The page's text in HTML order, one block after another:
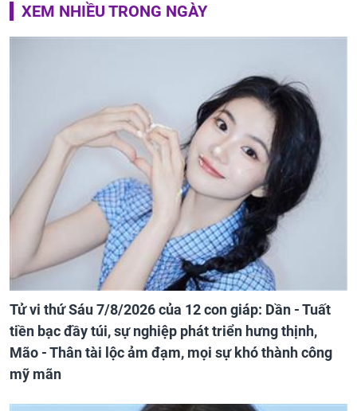
XEM NHIỀU TRONG NGÀY
Tử vi thứ Sáu 7/8/2026 của 12 con giáp: Dần - Tuất
tiền bạc đầy túi, sự nghiệp phát triển hưng thịnh,
Mão - Thân tài lộc ảm đạm, mọi sự khó thành công
mỹ mãn